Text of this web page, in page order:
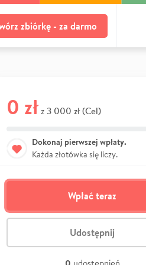
zbiórkę - za darmo
0 zł z 3 000 zł (Cel)
Dokonaj pierwszej wpłaty.
Każda złotówka się liczy.
Wpłać teraz
Udostępnij